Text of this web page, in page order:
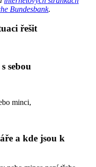
Bundesbank.
řešit
sebou
minci,
a kde jsou k